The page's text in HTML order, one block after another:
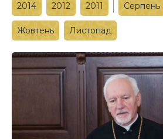
2014 2012 2011 Серпень
Жовтень Листопад